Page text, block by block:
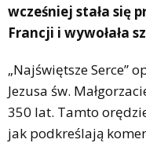
wcześniej stała się
Francji i wywołała
„Najświętsze Serce”
Jezusa św.
350 lat. Tamto
jak podkreślają